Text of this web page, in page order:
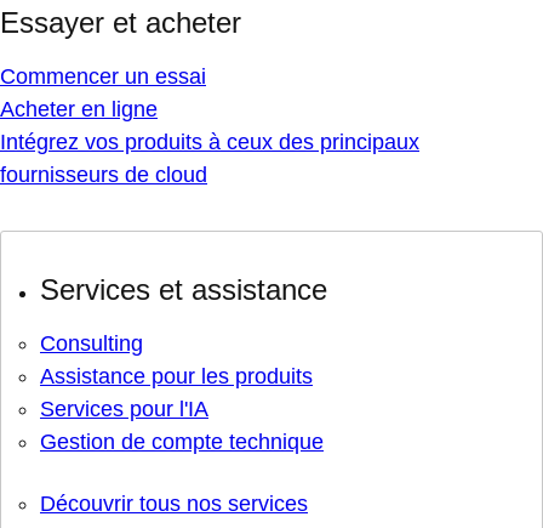
Essayer et acheter
Commencer un essai
Acheter en ligne
Intégrez vos produits à ceux des principaux
fournisseurs de cloud
Services et assistance
Consulting
Assistance pour les produits
Services pour l'IA
Gestion de compte technique
Découvrir tous nos services